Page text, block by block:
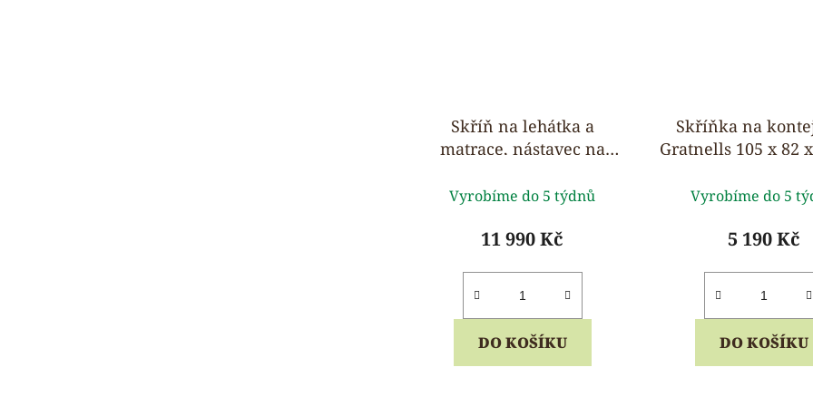
Skříň na lehátka a
matrace, nástavec na
hodnocení
produktu
5,0
z
hvězdiček.
Vyrobíme do 5 týdnů
11 990 Kč
DO KOŠÍKU
Skříňka na
Gratnells 105 x 82 x
5,0
z
Vyrobíme do 5
5 190 Kč
DO KOŠÍKU